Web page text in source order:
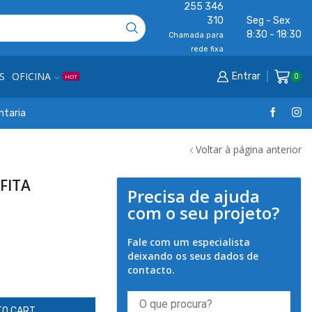
255 346
310
Chamada para
rede fixa
Seg - Sex
8:30 - 18:30
OFICINA HOT Entrar 0
Voltar à página anterior
Precisa de ajuda
com o seu projeto?
Fale com um especialista
deixando os seus dados de
contacto.